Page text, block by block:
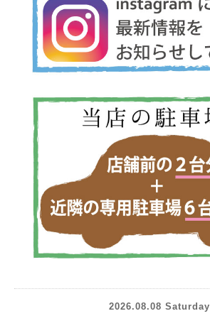
2026.08.08 Saturday